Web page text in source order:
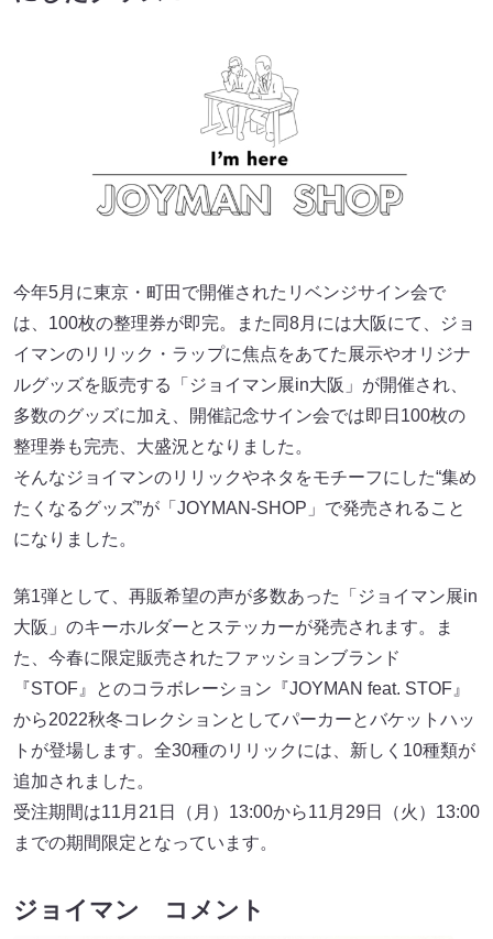
今年5月に東京・町田で開催されたリベンジサイン会で
は、100枚の整理券が即完。また同8月には大阪にて、ジョ
イマンのリリック・ラップに焦点をあてた展示やオリジナ
ルグッズを販売する「ジョイマン展in大阪」が開催され、
多数のグッズに加え、開催記念サイン会では即日100枚の
整理券も完売、大盛況となりました。
そんなジョイマンのリリックやネタをモチーフにした“集め
たくなるグッズ”が「JOYMAN-SHOP」で発売されること
になりました。
第1弾として、再販希望の声が多数あった「ジョイマン展in
大阪」のキーホルダーとステッカーが発売されます。ま
た、今春に限定販売されたファッションブランド
『STOF』とのコラボレーション『JOYMAN feat. STOF』
から2022秋冬コレクションとしてパーカーとバケットハッ
トが登場します。全30種のリリックには、新しく10種類が
追加されました。
受注期間は11月21日（月）13:00から11月29日（火）13:00
までの期間限定となっています。
ジョイマン コメント